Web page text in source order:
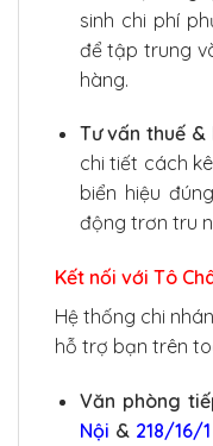
sinh chi phí
để tập trung
hàng.
Tư vấn thuế &
chi tiết cách
biển hiệu
động trơn tru
Kết nối với Tô
Hệ thống chi
hỗ trợ bạn trên
Văn phòng
Nội & 218/16/